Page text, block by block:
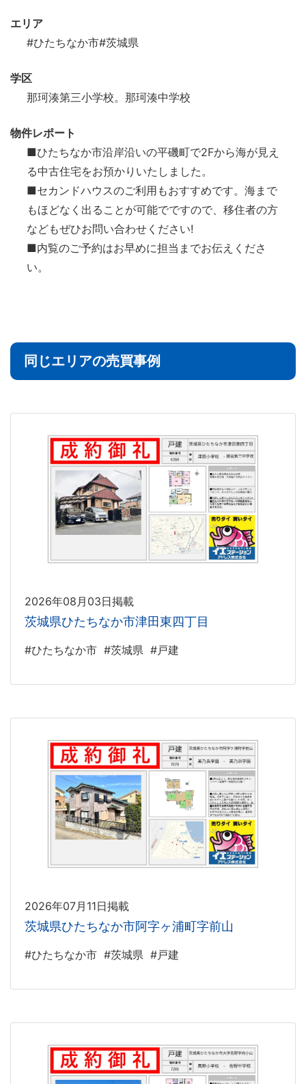
エリア
#ひたちなか市#茨城県
学区
那珂湊第三小学校。那珂湊中学校
物件レポート
■ひたちなか市沿岸沿いの平磯町で2Fから海が見え
る中古住宅をお預かりいたしました。
■セカンドハウスのご利用もおすすめです。海まで
もほどなく出ることが可能でですので、移住者の方
などもぜひお問い合わせください!
■内覧のご予約はお早めに担当までお伝えくださ
い。
同じエリアの売買事例
2026年08月03日掲載
茨城県ひたちなか市津田東四丁目
#ひたちなか市 #茨城県 #戸建
2026年07月11日掲載
茨城県ひたちなか市阿字ヶ浦町字前山
#ひたちなか市 #茨城県 #戸建